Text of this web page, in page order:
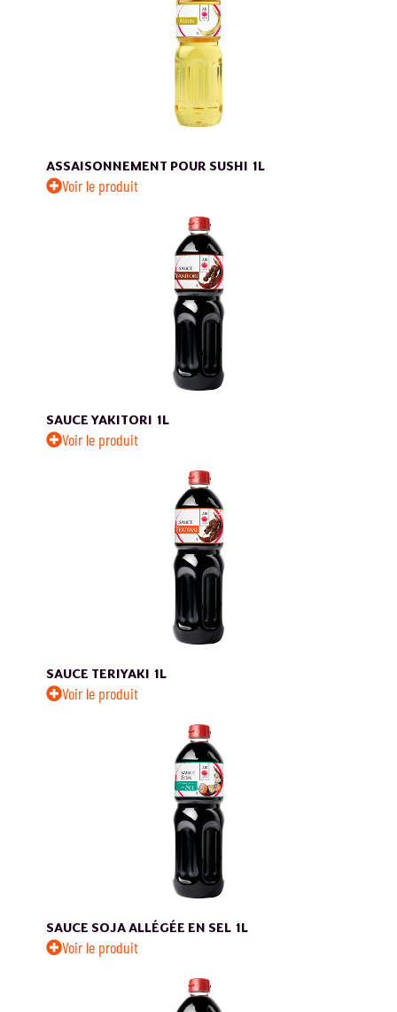
ASSAISONNEMENT POUR SUSHI 1L
Voir le produit
SAUCE YAKITORI 1L
Voir le produit
SAUCE TERIYAKI 1L
Voir le produit
SAUCE SOJA ALLÉGÉE EN SEL 1L
Voir le produit